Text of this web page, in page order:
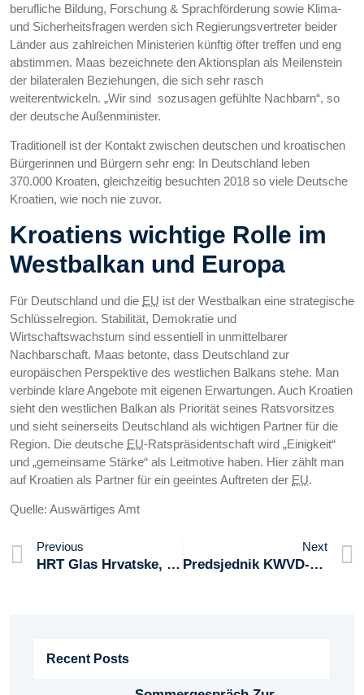
berufliche Bildung, Forschung & Sprachförderung sowie Klima-
und Sicherheitsfragen werden sich Regierungsvertreter beider
Länder aus zahlreichen Ministerien künftig öfter treffen und eng
abstimmen. Maas bezeichnete den Aktionsplan als Meilenstein
der bilateralen Beziehungen, die sich sehr rasch
weiterentwickeln. „Wir sind sozusagen gefühlte Nachbarn“, so
der deutsche Außenminister.
Traditionell ist der Kontakt zwischen deutschen und kroatischen
Bürgerinnen und Bürgern sehr eng: In Deutschland leben
370.000 Kroaten, gleichzeitig besuchten 2018 so viele Deutsche
Kroatien, wie noch nie zuvor.
Kroatiens wichtige Rolle im
Westbalkan und Europa
Für Deutschland und die EU ist der Westbalkan eine strategische
Schlüsselregion. Stabilität, Demokratie und
Wirtschaftswachstum sind essentiell in unmittelbarer
Nachbarschaft. Maas betonte, dass Deutschland zur
europäischen Perspektive des westlichen Balkans stehe. Man
verbinde klare Angebote mit eigenen Erwartungen. Auch Kroatien
sieht den westlichen Balkan als Priorität seines Ratsvorsitzes
und sieht seinerseits Deutschland als wichtigen Partner für die
Region. Die deutsche EU-Ratspräsidentschaft wird „Einigkeit“
und „gemeinsame Stärke“ als Leitmotive haben. Hier zählt man
auf Kroatien als Partner für ein geeintes Auftreten der EU.
Quelle: Auswärtiges Amt
Previous
HRT Glas Hrvatske, 01.03.2019.
Next
Predsjednik KWVD-A, Mario Šušak, Gostovao Je U HRT-Ovoj Emisiji Globalna Hrvatska
Recent Posts